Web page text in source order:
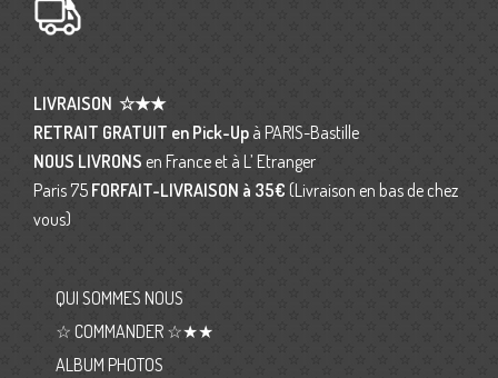
LIVRAISON ☆★★
RETRAIT GRATUIT en Pick-Up à PARIS-Bastille
NOUS LIVRONS en France et à L’ Etranger
Paris 75 FORFAIT-LIVRAISON à 35€ (Livraison en bas de chez
vous)
QUI SOMMES NOUS
☆ COMMANDER ☆★★
ALBUM PHOTOS